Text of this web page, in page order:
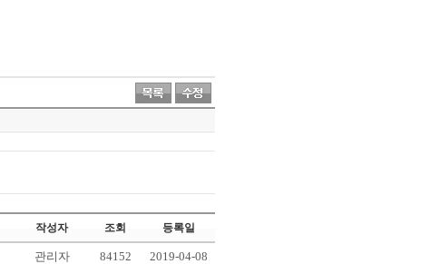
작성자 조회 등록일
관리자 84152 2019-04-08